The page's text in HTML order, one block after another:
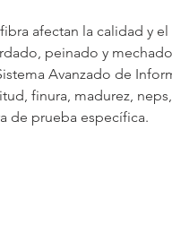
afectan la calidad y
peinado y
Avanzado de
finura, madurez,
de prueba específica.